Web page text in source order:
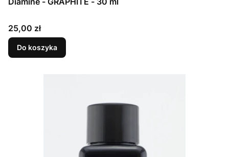
Cena
25,00 zł
Do koszyka